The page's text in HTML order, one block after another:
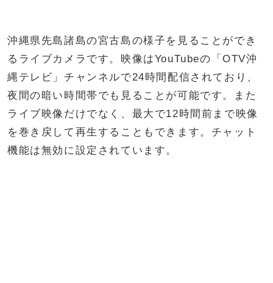
沖縄県先島諸島の宮古島の様子を見ることができ
るライブカメラです。映像はYouTubeの「OTV沖
縄テレビ」チャンネルで24時間配信されており、
夜間の暗い時間帯でも見ることが可能です。また
ライブ映像だけでなく、最大で12時間前まで映像
を巻き戻して再生することもできます。チャット
機能は無効に設定されています。